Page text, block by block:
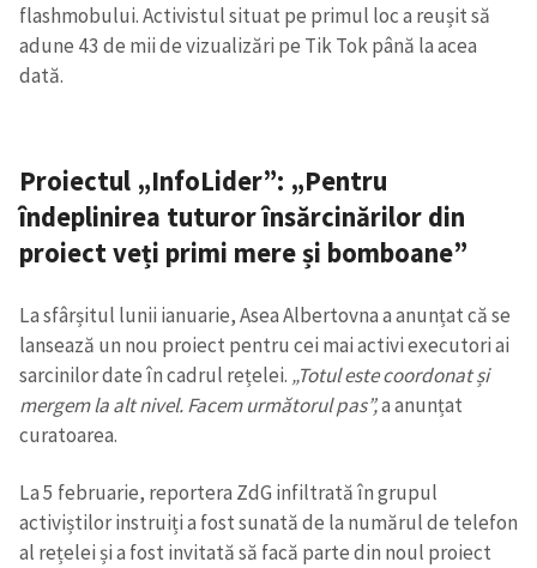
flashmobului. Activistul situat pe primul loc a reușit să
adune 43 de mii de vizualizări pe Tik Tok până la acea
dată.
Proiectul „InfoLider”: „Pentru
îndeplinirea tuturor însărcinărilor din
proiect veți primi mere și bomboane”
La sfârșitul lunii ianuarie, Asea Albertovna a anunțat că se
lansează un nou proiect pentru cei mai activi executori ai
sarcinilor date în cadrul rețelei. „Totul este coordonat și
mergem la alt nivel. Facem următorul pas”,a anunțat
curatoarea.
La 5 februarie, reportera ZdG infiltrată în grupul
activiștilor instruiți a fost sunată de la numărul de telefon
al rețelei și a fost invitată să facă parte din noul proiect